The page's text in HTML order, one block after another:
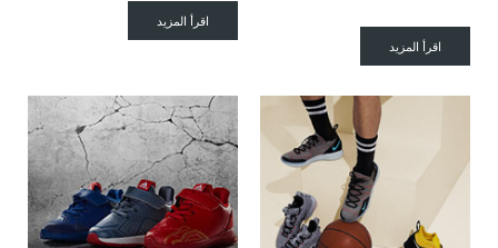
اقرأ المزيد
اقرأ المزيد